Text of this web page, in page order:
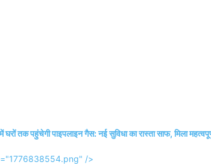
घरों तक पहुंचेगी पाइपलाइन गैस: नई सुविधा का रास्ता साफ, मिला
/>